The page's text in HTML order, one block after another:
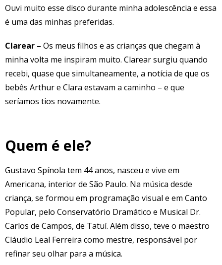
Ouvi muito esse disco durante minha adolescência e essa
é uma das minhas preferidas.
Clarear – Os meus filhos e as crianças que chegam à
minha volta me inspiram muito. Clarear surgiu quando
recebi, quase que simultaneamente, a notícia de que os
bebês Arthur e Clara estavam a caminho – e que
seríamos tios novamente.
Quem é ele?
Gustavo Spínola tem 44 anos, nasceu e vive em
Americana, interior de São Paulo. Na música desde
criança, se formou em programação visual e em Canto
Popular, pelo Conservatório Dramático e Musical Dr.
Carlos de Campos, de Tatuí. Além disso, teve o maestro
Cláudio Leal Ferreira como mestre, responsável por
refinar seu olhar para a música.